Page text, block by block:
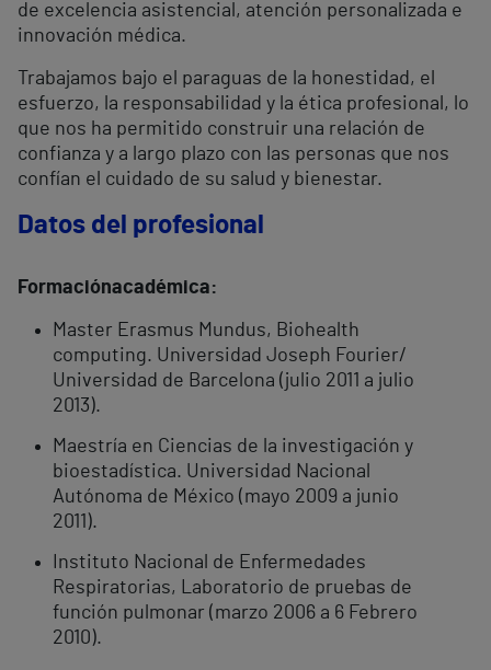
de excelencia asistencial, atención personalizada e
innovación médica.
Trabajamos bajo el paraguas de la honestidad, el
esfuerzo, la responsabilidad y la ética profesional, lo
que nos ha permitido construir una relación de
confianza y a largo plazo con las personas que nos
confían el cuidado de su salud y bienestar.
Datos del profesional
Formaciónacadémica:
Master Erasmus Mundus, Biohealth
computing. Universidad Joseph Fourier/
Universidad de Barcelona (julio 2011 a julio
2013).
Maestría en Ciencias de la investigación y
bioestadística. Universidad Nacional
Autónoma de México (mayo 2009 a junio
2011).
Instituto Nacional de Enfermedades
Respiratorias, Laboratorio de pruebas de
función pulmonar (marzo 2006 a 6 Febrero
2010).